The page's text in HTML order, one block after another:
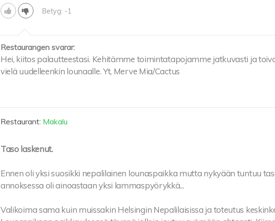
Betyg: -1
Restaurangen svarar:
Hei, kiitos palautteestasi. Kehitämme toimintatapojamme jatkuvasti ja
vielä uudelleenkin lounaalle. Yt, Merve Mia/Cactus
Restaurant: Makalu
Taso laskenut.
Ennen oli yksi suosikki nepalilainen lounaspaikka mutta nykyään tuntuu
annoksessa oli ainoastaan yksi lammaspyörykkä...
Valikoima sama kuin muissakin Helsingin Nepalilaisissa ja toteutus